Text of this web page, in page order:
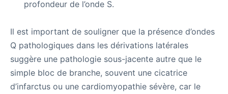
profondeur de l’onde S.
Il est important de souligner que la présence d’ondes
Q pathologiques dans les dérivations latérales
suggère une pathologie sous-jacente autre que le
simple bloc de branche, souvent une cicatrice
d’infarctus ou une cardiomyopathie sévère, car le